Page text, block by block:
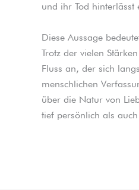
und ihr Tod hinterlässt
Diese Aussage
Trotz der vielen
Fluss an, der sich
menschlichen
über die Natur von
tief persönlich als